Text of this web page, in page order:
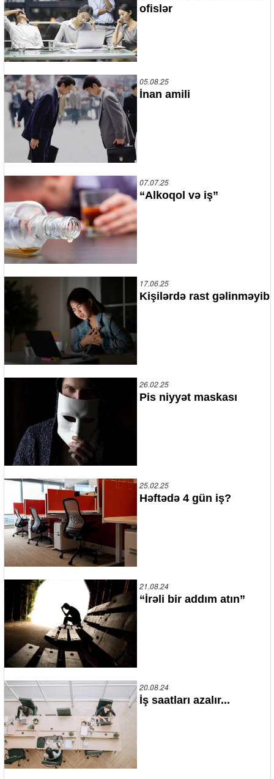
ofislər
05.08.25
İnan amili
07.07.25
“Alkoqol və iş”
17.06.25
Kişilərdə rast gəlinməyib
26.02.25
Pis niyyət maskası
25.02.25
Həftədə 4 gün iş?
21.08.24
“İrəli bir addım atın”
20.08.24
İş saatları azalır...